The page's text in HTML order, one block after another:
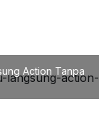
Action Tanpa